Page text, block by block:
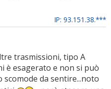
IP: 93.151.38.***
trasmissioni, tipo A
è esagerato e non si può
da sentire...noto